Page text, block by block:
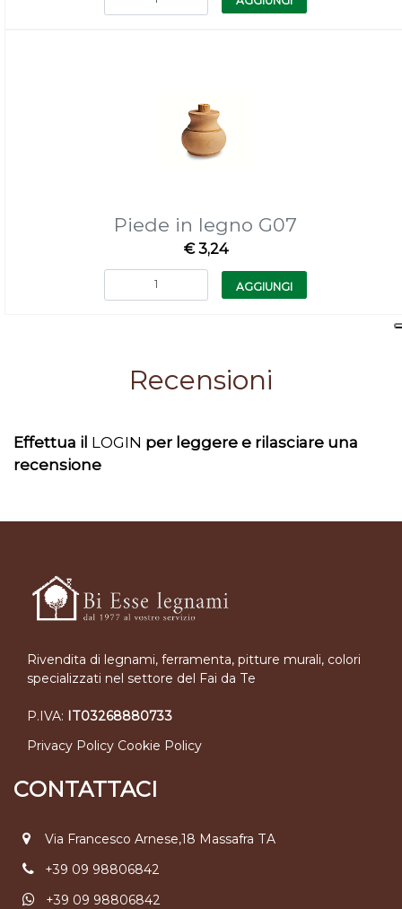
Piede in legno G07
€ 3,24
Quantità
AGGIUNGI
Recensioni
Effettua il LOGIN per leggere e rilasciare una
recensione
Rivendita di legnami, ferramenta, pitture murali, colori
specializzati nel settore del Fai da Te
P.IVA: IT03268880733
Privacy Policy Cookie Policy
CONTATTACI
Via Francesco Arnese,18 Massafra TA
+39 09 98806842
+39 09 98806842